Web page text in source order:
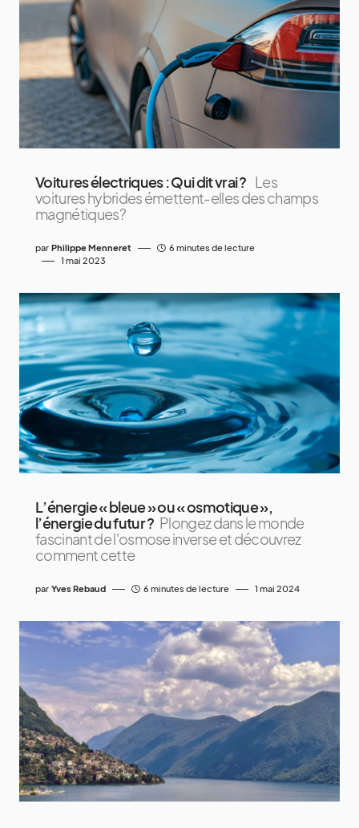
Voitures électriques : Qui dit vrai ? Les
voitures hybrides émettent-elles des champs
magnétiques?
par Philippe Menneret
6 minutes de lecture
1 mai 2023
L’énergie « bleue » ou « osmotique »,
l’énergie du futur ? Plongez dans le monde
fascinant de l'osmose inverse et découvrez
comment cette
par Yves Rebaud 6 minutes de lecture 1 mai 2024